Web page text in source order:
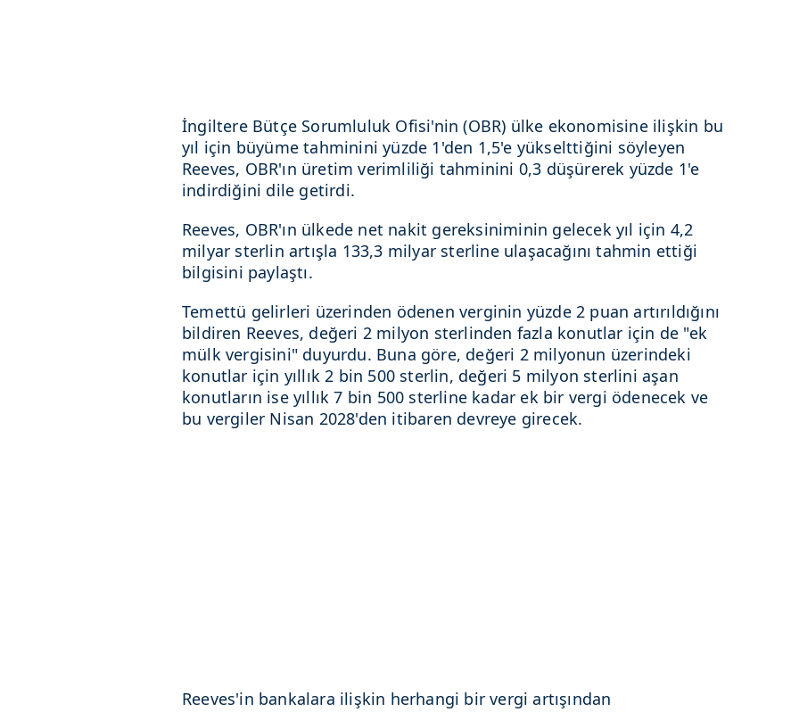
İngiltere Bütçe Sorumluluk Ofisi'nin (OBR) ülke ekonomisine ilişkin bu
yıl için büyüme tahminini yüzde 1'den 1,5'e yükselttiğini söyleyen
Reeves, OBR'ın üretim verimliliği tahminini 0,3 düşürerek yüzde 1'e
indirdiğini dile getirdi.
Reeves, OBR'ın ülkede net nakit gereksiniminin gelecek yıl için 4,2
milyar sterlin artışla 133,3 milyar sterline ulaşacağını tahmin ettiği
bilgisini paylaştı.
Temettü gelirleri üzerinden ödenen verginin yüzde 2 puan artırıldığını
bildiren Reeves, değeri 2 milyon sterlinden fazla konutlar için de "ek
mülk vergisini" duyurdu. Buna göre, değeri 2 milyonun üzerindeki
konutlar için yıllık 2 bin 500 sterlin, değeri 5 milyon sterlini aşan
konutların ise yıllık 7 bin 500 sterline kadar ek bir vergi ödenecek ve
bu vergiler Nisan 2028'den itibaren devreye girecek.
Reeves'in bankalara ilişkin herhangi bir vergi artışından